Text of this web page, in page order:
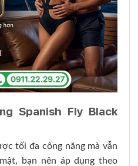
Spanish Fly Black
tối đa công năng mà vẫn
bạn nên áp dụng theo